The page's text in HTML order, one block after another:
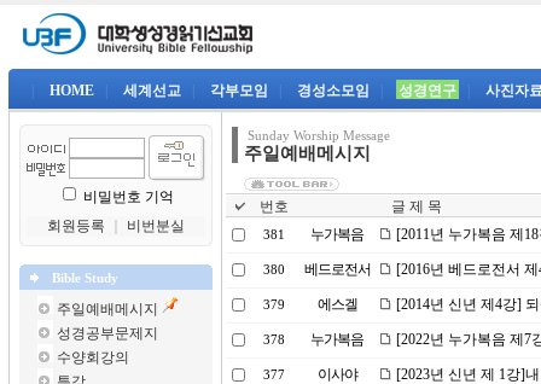
HOME 세계선교 각부모임 경성소모임 성경연구 사진자
비밀번호 기억
회원등록
비번분실
Bible Study
주일예배메시지
성경공부문제지
수양회강의
Sunday Worship Message
주일예배메시지
번호 글 제 목
381 누가복음 [2011년 누가복음 제
380 베드로전서 [2016년 베드로전서
379 에스겔 [2014년 신년 제4강]
378 누가복음 [2022년 누가복음 제7
377 이사야 [2023년 신년 제 1강]